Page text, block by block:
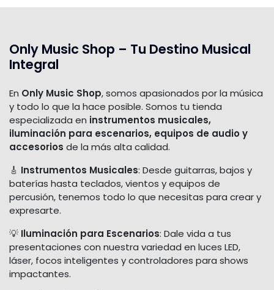
Only Music Shop – Tu Destino Musical
Integral
En Only Music Shop, somos apasionados por la música
y todo lo que la hace posible. Somos tu tienda
especializada en instrumentos musicales,
iluminación para escenarios, equipos de audio y
accesorios de la más alta calidad.
🎸 Instrumentos Musicales: Desde guitarras, bajos y
baterías hasta teclados, vientos y equipos de
percusión, tenemos todo lo que necesitas para crear y
expresarte.
💡 Iluminación para Escenarios: Dale vida a tus
presentaciones con nuestra variedad en luces LED,
láser, focos inteligentes y controladores para shows
impactantes.